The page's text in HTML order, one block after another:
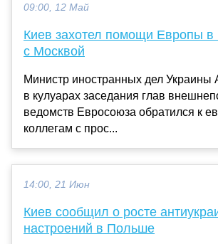
09:00, 12 Май
Киев захотел помощи Европы в
с Москвой
Министр иностранных дел Украины
в кулуарах заседания глав
ведомств Евросоюза обратился к
коллегам с прос...
14:00, 21 Июн
Киев сообщил о росте
настроений в Польше